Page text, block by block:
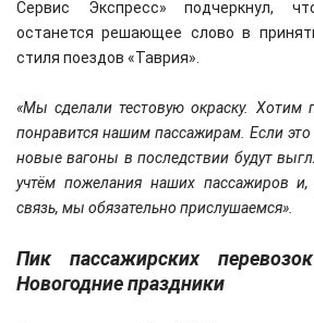
Сервис Экспресс» подчеркнул,
останется решающее слово в
стиля поездов «Таврия».
«Мы сделали тестовую окраску. Хотим
понравится нашим пассажирам. Если
новые вагоны в последствии будут
учтём пожелания наших пассажиров и,
связь, мы обязательно прислушаемся».
Пик пассажирских
Новогодние праздники